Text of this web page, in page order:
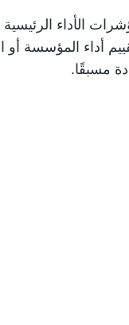
الأداء
أداء المؤسسة أو
مسبقًا.